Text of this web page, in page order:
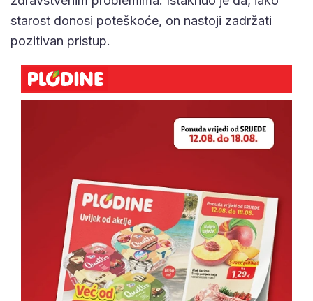
starost donosi poteškoće, on nastoji zadržati
pozitivan pristup.